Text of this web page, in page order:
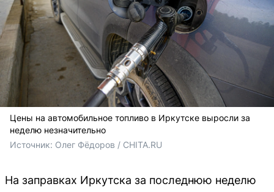
Цены на автомобильное топливо в Иркутске выросли за
неделю незначительно
Источник: Олег Фёдоров / CHITA.RU
На заправках Иркутска за последнюю неделю